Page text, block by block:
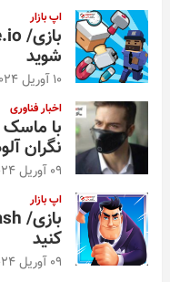
اپ بازار
شوید
10 آوریل 2024
اخبار فناوری
با
نگران
09 آوریل 2024
اپ بازار
کنید
09 آوریل 2024